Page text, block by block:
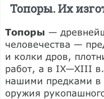
Топоры. Их
Топоры —
человечества —
и колки дров,
работ, а в IX—XIII в.
нашими предками в
оружия